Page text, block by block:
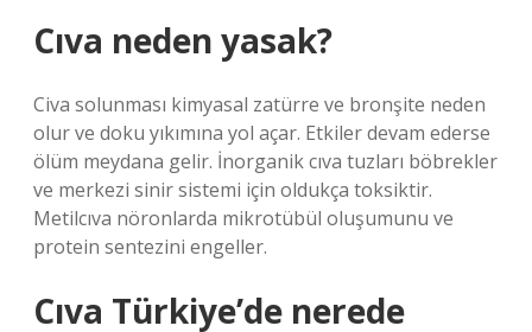
Cıva neden yasak?
Civa solunması kimyasal zatürre ve bronşite neden
olur ve doku yıkımına yol açar. Etkiler devam ederse
ölüm meydana gelir. İnorganik cıva tuzları böbrekler
ve merkezi sinir sistemi için oldukça toksiktir.
Metilcıva nöronlarda mikrotübül oluşumunu ve
protein sentezini engeller.
Cıva Türkiye’de nerede